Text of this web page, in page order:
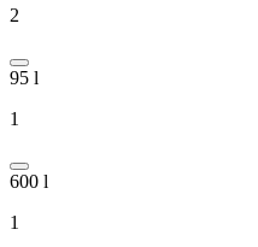
2
95 l
1
600 l
1